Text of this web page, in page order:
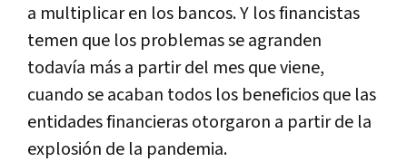
a multiplicar en los bancos. Y los financistas
temen que los problemas se agranden
todavía más a partir del mes que viene,
cuando se acaban todos los beneficios que las
entidades financieras otorgaron a partir de la
explosión de la pandemia.